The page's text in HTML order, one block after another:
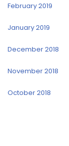
February 2019
January 2019
December 2018
November 2018
October 2018